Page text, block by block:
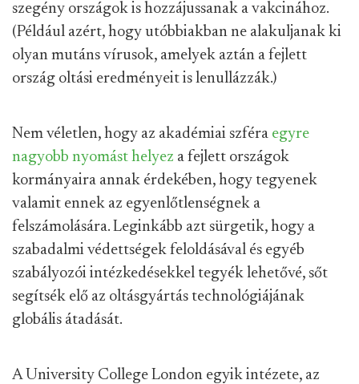
szegény országok is hozzájussanak a vakcinához.
(Például azért, hogy utóbbiakban ne alakuljanak ki
olyan mutáns vírusok, amelyek aztán a fejlett
ország oltási eredményeit is lenullázzák.)
Nem véletlen, hogy az akadémiai szféra egyre
nagyobb nyomást helyez a fejlett országok
kormányaira annak érdekében, hogy tegyenek
valamit ennek az egyenlőtlenségnek a
felszámolására. Leginkább azt sürgetik, hogy a
szabadalmi védettségek feloldásával és egyéb
szabályozói intézkedésekkel tegyék lehetővé, sőt
segítsék elő az oltásgyártás technológiájának
globális átadását.
A University College London egyik intézete, az